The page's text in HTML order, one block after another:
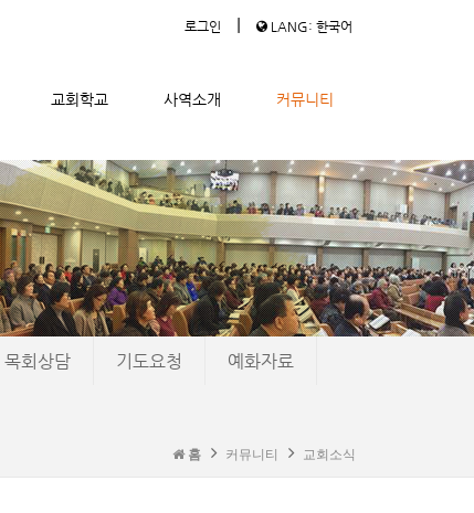
로그인 | LANG: 한국어
교회학교 사역소개 커뮤니티
목회상담 기도요청 예화자료
홈 커뮤니티 교회소식